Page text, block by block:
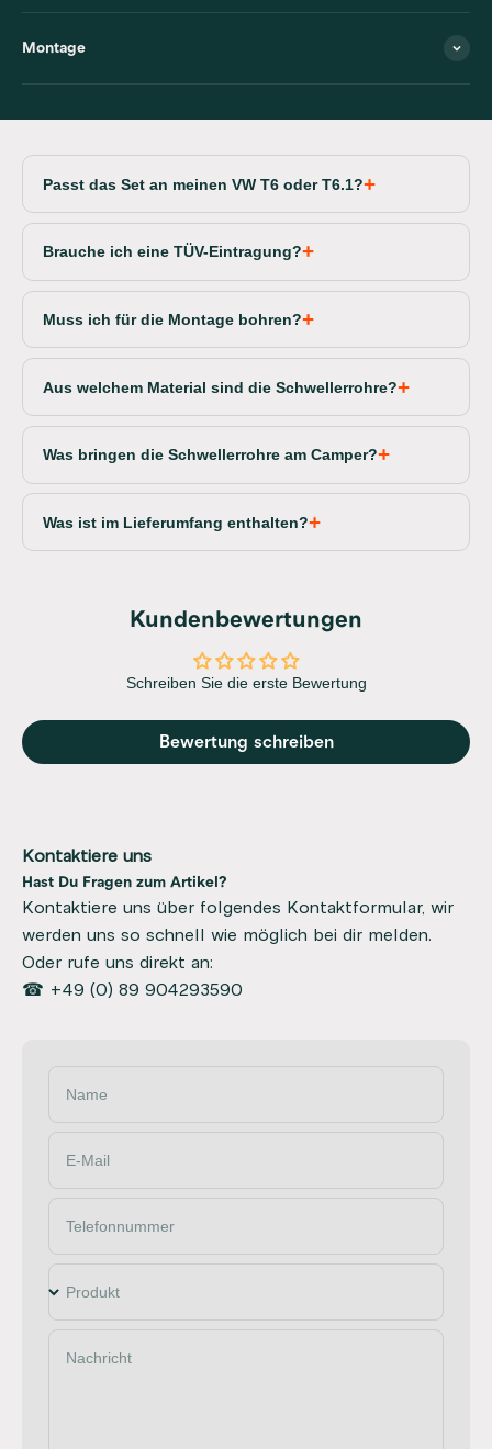
Montage
Passt das Set an meinen VW T6 oder T6.1?
Brauche ich eine TÜV-Eintragung?
Muss ich für die Montage bohren?
Aus welchem Material sind die Schwellerrohre?
Was bringen die Schwellerrohre am Camper?
Was ist im Lieferumfang enthalten?
Kundenbewertungen
Schreiben Sie die erste Bewertung
Bewertung schreiben
Kontaktiere uns
Hast Du Fragen zum Artikel?
Kontaktiere uns über folgendes Kontaktformular, wir
werden uns so schnell wie möglich bei dir melden.
Oder rufe uns direkt an:
☎ +49 (0) 89 904293590
Name
E-Mail
Telefonnummer
Produkt
Nachricht